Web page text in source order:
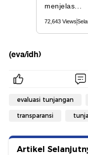
(eva/idh)
evaluasi tunjangan
transparansi
Artikel